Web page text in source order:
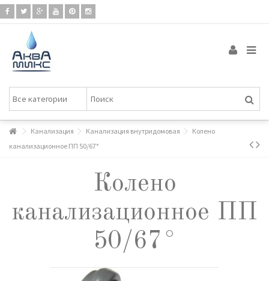
Канализация Канализация внутридомовая
Колено
канализационное ПП 50/67°
Колено
канализационное ПП
50/67°